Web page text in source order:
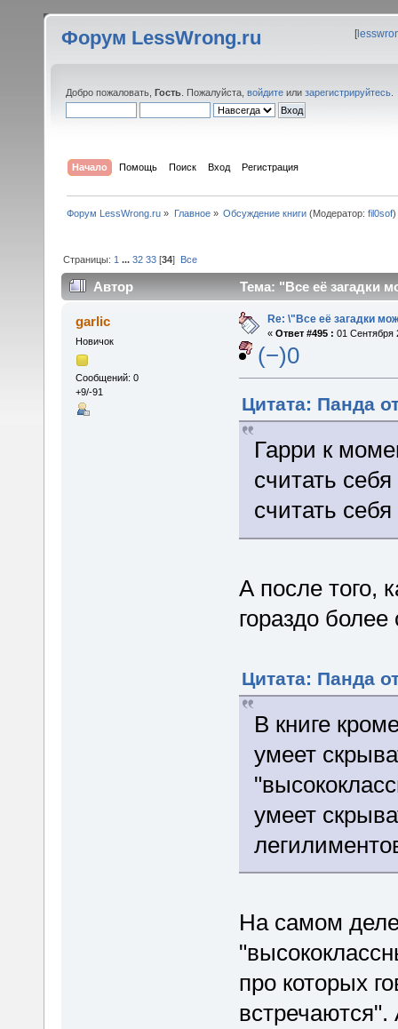
Форум LessWrong.ru [
Добро пожаловать, Гость . Пожалуйста, войдите или зарегистрируйтесь
Начало Помощь Поиск Вход Регистрация
Форум LessWrong.ru » Главное» Обсуждение книги(Модератор: fil0sof)
Страницы: 1 ...32 33 [34] Все
Автор Тема: "Все её загадки
garlic
Новичок
Сообщений: 0
+9/-91
Re: \"Все её загадки
« Ответ #495 : 01 Сентября
(−)0
Цитата: Панда
Гарри к
считать
считать
А после того,
гораздо
Цитата: Панда
В книге
умеет
умеет
На самом
про которых
встречаются".